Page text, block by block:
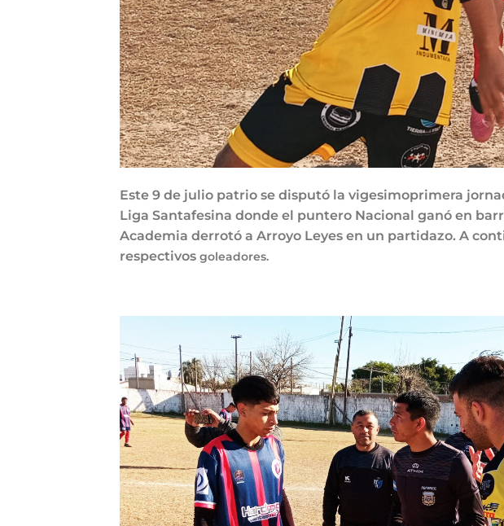
Este 9 de julio patrio se disputó la vigesimoprimera
Liga Santafesina donde el puntero Nacional ganó en
Academia derrotó a Arroyo Leyes en un partidazo. A
respectivos goleadores.